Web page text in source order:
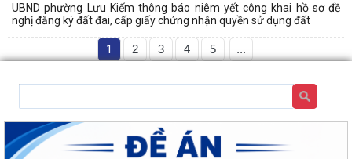
UBND phường Lưu Kiếm thông báo niêm yết công khai hồ sơ đề
nghị đăng ký đất đai, cấp giấy chứng nhận quyền sử dụng đất
1 2 3 4 5 ...